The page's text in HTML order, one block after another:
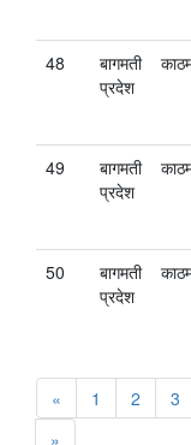
48
बागमती
प्रदेश
49
बागमती
प्रदेश
50
बागमती
प्रदेश
« 1 2 3
»